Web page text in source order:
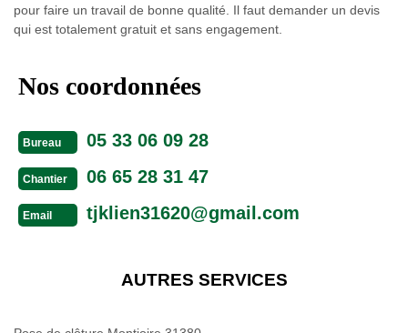
pour faire un travail de bonne qualité. Il faut demander un devis
qui est totalement gratuit et sans engagement.
Nos coordonnées
Bureau 05 33 06 09 28
Chantier 06 65 28 31 47
Email tjklien31620@gmail.com
AUTRES SERVICES